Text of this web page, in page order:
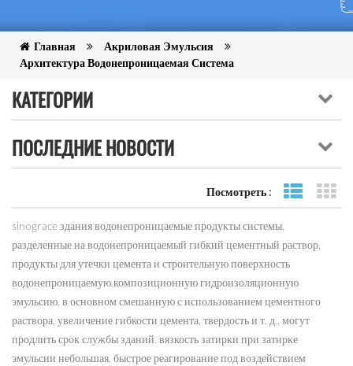
Главная
Акриловая Эмульсия
Архитектура Водонепроницаемая Система
КАТЕГОРИИ
ПОСЛЕДНИЕ НОВОСТИ
Посмотреть :
sinograce здания водонепроницаемые продукты системы,
разделенные на водонепроницаемый гибкий цементный раствор,
продукты для утечки цемента и строительную поверхность
водонепроницаемую.композиционную гидроизоляционную
эмульсию, в основном смешанную с использованием цементного
раствора, увеличение гибкости цемента, твердость и т. д., могут
продлить срок службы зданий. вязкость затирки при затирке
эмульсии небольшая, быстрое реагирование под воздействием